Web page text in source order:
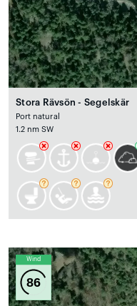
Stora Rävsön - Segelskär
Port natural
1.2 nm SW
Wind
86